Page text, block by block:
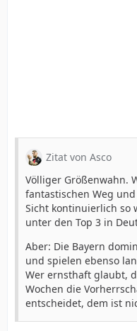
Zitat von Asco
Völliger Größenwahn.
fantastischen Weg
Sicht kontinuierlich so
unter den Top 3 in
Aber: Die Bayern
und spielen ebenso
Wer ernsthaft glaubt,
Wochen die
entscheidet, dem ist